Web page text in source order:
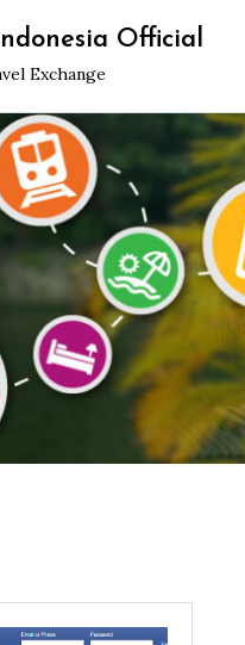
Official
Exchange